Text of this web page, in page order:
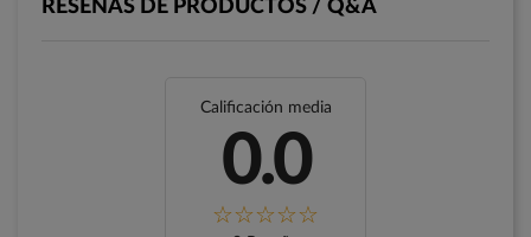
RESEÑAS DE PRODUCTOS / Q&A
Calificación media
0.0